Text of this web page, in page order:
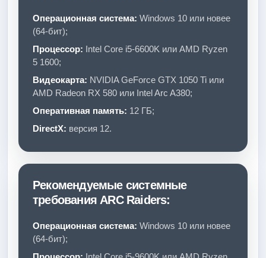
Операционная система: Windows 10 или новее
(64-бит);
Процессор: Intel Core i5-6600K или AMD Ryzen
5 1600;
Видеокарта: NVIDIA GeForce GTX 1050 Ti или
AMD Radeon RX 580 или Intel Arc A380;
Оперативная память: 12 ГБ;
DirectX: версия 12.
Рекомендуемые системные
требования ARC Raiders:
Операционная система: Windows 10 или новее
(64-бит);